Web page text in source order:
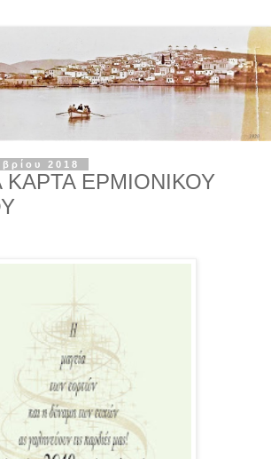
2018
ΚΑΡΤΑ ΕΡΜΙΟΝΙΚΟΥ